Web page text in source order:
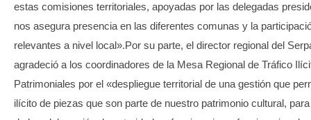
estas comisiones territoriales, apoyadas por las delegadas
nos asegura presencia en las diferentes comunas y la
relevantes a nivel local».Por su parte, el director regional del
agradeció a los coordinadores de la Mesa Regional de Tráfico
Patrimoniales por el «despliegue territorial de una gestión que
ilícito de piezas que son parte de nuestro patrimonio cultural,